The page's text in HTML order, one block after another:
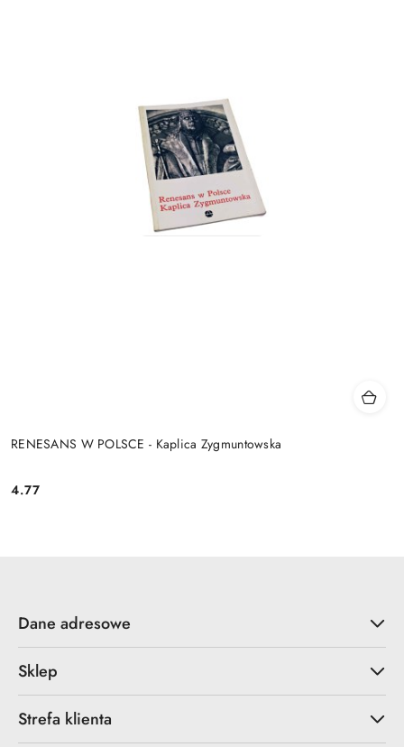
RENESANS W POLSCE - Kaplica Zygmuntowska
Cena:
4.77
Dane adresowe
Sklep
Strefa klienta